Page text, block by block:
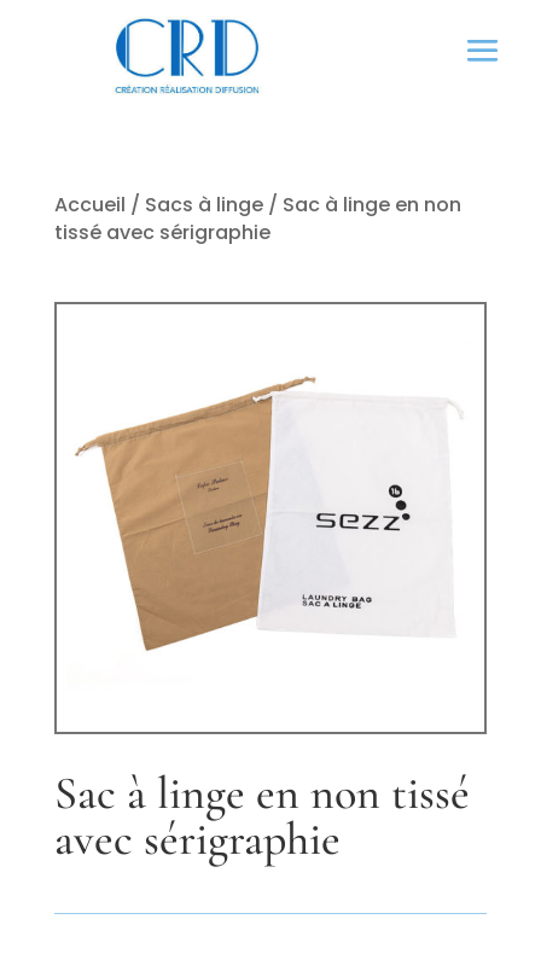
Accueil / Sacs à linge/ Sac à linge en non
tissé avec sérigraphie
Sac à linge en non tissé
avec sérigraphie
Panneau de gestion des cookies